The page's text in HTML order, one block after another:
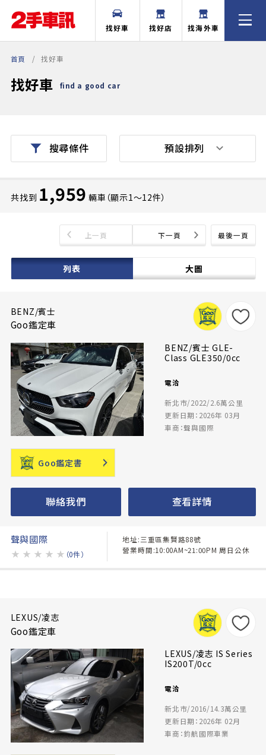
找好車 找好店 找海外車
首頁 找好車
找好車 find a good car
搜尋條件
共找到 1,959 輛車（顯示1〜12件）
最後一頁
上一頁 下一頁
列表 大圖
預設排列
BENZ/賓士
Goo鑑定車
BENZ/賓士 GLE-
Class GLE350/0cc
電洽
新北市/2022/2.6萬公里
更新日期：2026年 03月
車商：聲與國際
Goo鑑定書
聯絡我們 查看詳情
聲與國際
★ ★ ★ ★ ★ （0件）
地址:三重區集賢路88號
營業時間:10:00AM~21:00PM 周日公休
LEXUS/凌志
Goo鑑定車
LEXUS/凌志 IS Series
IS200T/0cc
電洽
新北市/2016/14.3萬公里
更新日期：2026年 02月
車商：鈞航國際車業